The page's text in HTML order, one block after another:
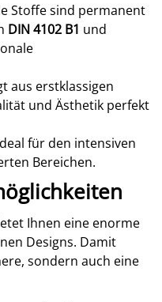
Stoffe sind permanent
DIN 4102 B1 und
aus erstklassigen
und Ästhetik perfekt
für den intensiven
Bereichen.
Ihnen eine enorme
Designs. Damit
sondern auch eine